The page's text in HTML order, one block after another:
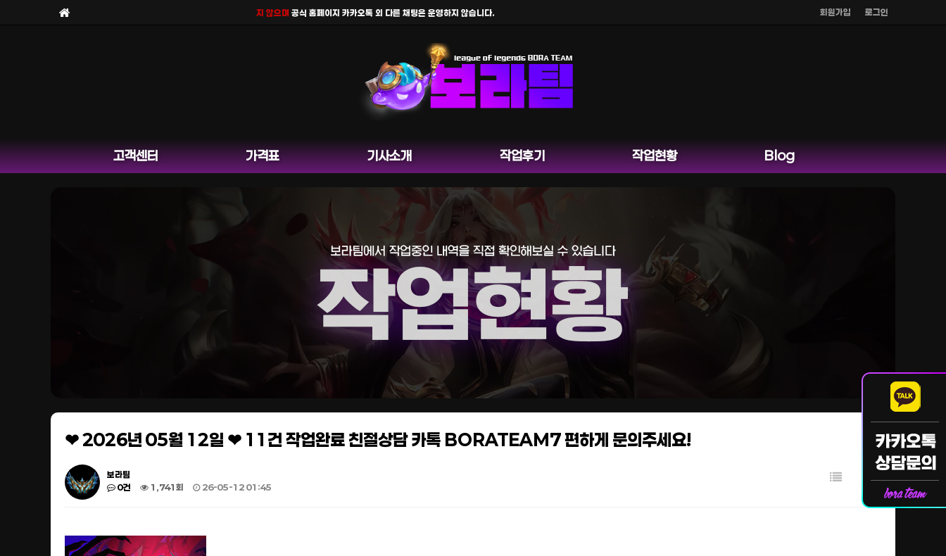
회원가입 로그인
사칭한 피해 사례 채널 운영을 하지 않으며공식 홈페이지 카카오톡 외 다른 채팅은 운영하지 않습니다.
고객센터 가격표 기사소개 작업후기 작업현황 Blog
❤ 2026년 05월 12일 ❤ 11건 작업완료 친절상담 카톡 BORATEAM7 편하게 문의주세요!
보라팀
0건
1,741회 26-05-12 01:45